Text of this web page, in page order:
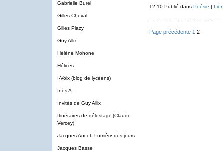
Gabrielle Burel
Gilles Cheval
Gilles Plazy
Guy Allix
Hélène Mohone
Hélices
I-Voix (blog de lycéens)
Inès A.
Invités de Guy Allix
Itinéraires de délestage (Claude
Vercey)
Jacques Ancet, Lumière des jours
Jacques Basse
12:10 Publié dans Poésie |
Page précédente 1 2